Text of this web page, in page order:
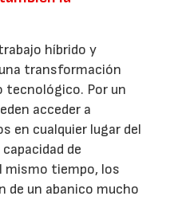
híbrido y
transformación
tecnológico. Por un
acceder a
en cualquier lugar del
de
mismo tiempo, los
de un abanico mucho